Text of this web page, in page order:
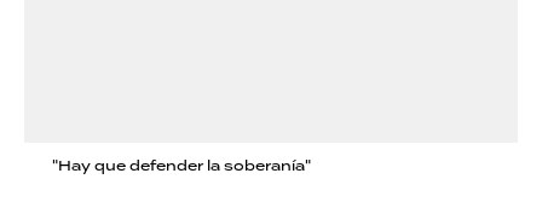
"Hay que defender la soberanía"